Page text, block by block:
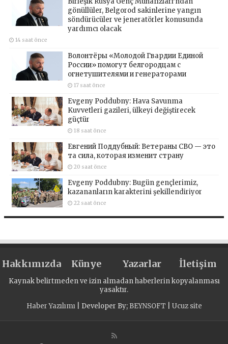
gönüllüler, Belgorod sakinlerine yangın
söndürücüler ve jeneratörler konusunda
yardımcı olacak
14 saat önce
Волонтёры «Молодой Гвардии Единой
России» помогут белгородцам с
огнетушителями и генераторами
17 saat önce
Evgeny Poddubny: Hava Savunma
Kuvvetleri gazileri, ülkeyi değiştirecek
güçtür
18 saat önce
Евгений Поддубный: Ветераны СВО — это
та сила, которая изменит страну
20 saat önce
Evgeny Poddubny: Bugün gençlerimiz,
kazananların karakterini şekillendiriyor
22 saat önce
Hakkımızda Künye Yazarlar İletişim
Kaynak belirtmeden ve izin almadan haberlerin kopyalanması
yasaktır.
Haber Yazılımı| Developer By; BEYNSOFT Ucuz site